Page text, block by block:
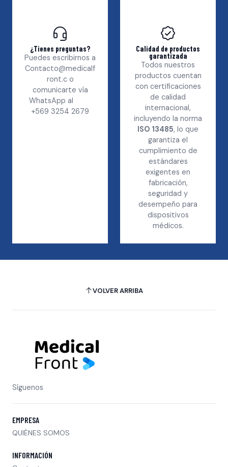
¿Tienes preguntas?
Puedes escribirnos a
Contacto@medicalf
ront.co
comunicarte vía
WhatsApp al
+569 3254 2679
Calidad de productos
garantizada
Todos nuestros
productos cuentan
con certificaciones
de calidad
internacional,
incluyendo la norma
ISO 13485, lo que
garantiza el
cumplimiento de
estándares
exigentes en
fabricación,
seguridad y
desempeño para
dispositivos
médicos.
VOLVER ARRIBA
Síguenos
EMPRESA
QUIÉNES SOMOS
INFORMACIÓN